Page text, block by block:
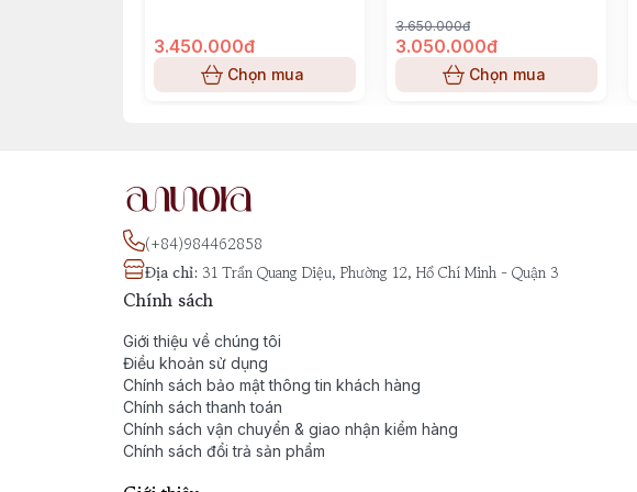
3.450.000đ
Chọn mua
3.650.000đ
3.050.000đ
Chọn mua
(+84)984462858
Địa chỉ: 31 Trần Quang Diệu, Phường 12, Hồ Chí Minh - Quận 3
Chính sách
Giới thiệu về chúng tôi
Điều khoản sử dụng
Chính sách bảo mật thông tin khách hàng
Chính sách thanh toán
Chính sách vận chuyển & giao nhận kiểm hàng
Chính sách đổi trả sản phẩm